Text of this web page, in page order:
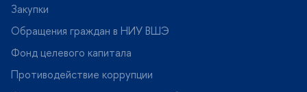
Закупки
Обращения граждан в НИУ ВШЭ
Фонд целевого капитала
Противодействие коррупции